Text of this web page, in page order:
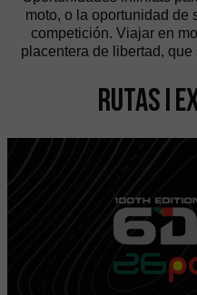
moto, o la oportunidad de
competición. Viajar en
placentera de libertad,
Rutas i